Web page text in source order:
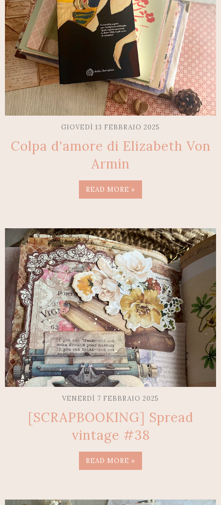
GIOVEDÌ 13 FEBBRAIO 2025
Colpa d'amore di Elizabeth Von
Armin
READ MORE »
VENERDÌ 7 FEBBRAIO 2025
[SCRAPBOOKING] Spread
vintage #38
READ MORE »